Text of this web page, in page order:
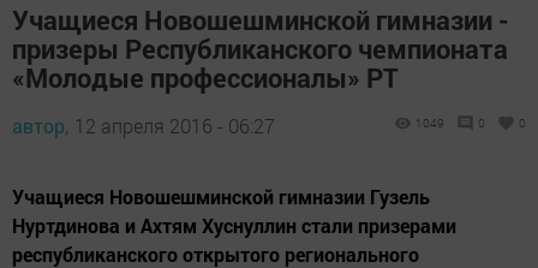
Учащиеся Новошешминской гимназии -
призеры Республиканского чемпионата
«Молодые профессионалы» РТ
автор, 12 апреля 2016 - 06:27 1049 0 0
Учащиеся Новошешминской гимназии Гузель
Нуртдинова и Ахтям Хуснуллин стали призерами
республиканского открытого регионального